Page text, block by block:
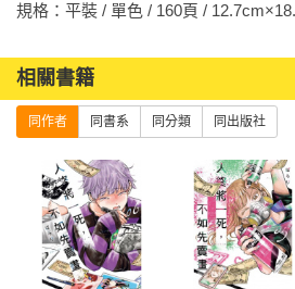
規格：平裝 / 單色 / 160頁 /
相關書籍
同作者 同書系 同分類 同出版社